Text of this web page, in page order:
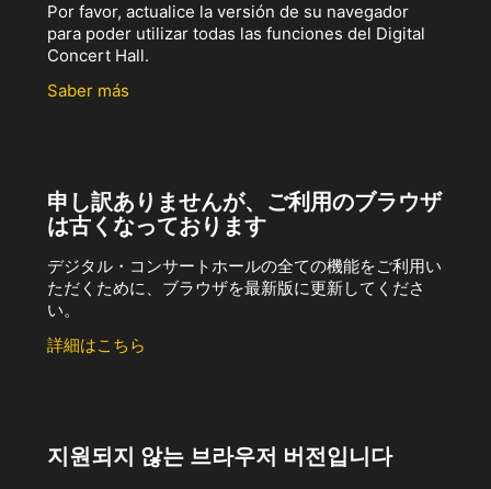
Por favor, actualice la versión de su navegador
para poder utilizar todas las funciones del Digital
Concert Hall.
Saber más
申し訳ありませんが、ご利用のブラウザ
は古くなっております
デジタル・コンサートホールの全ての機能をご利用い
ただくために、ブラウザを最新版に更新してくださ
い。
詳細はこちら
지원되지 않는 브라우저 버전입니다